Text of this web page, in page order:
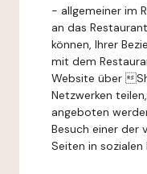
- allgemeiner im
an das
können, Ihrer
mit dem
Website über
Netzwerken
angeboten
Besuch einer der
Seiten in sozialen